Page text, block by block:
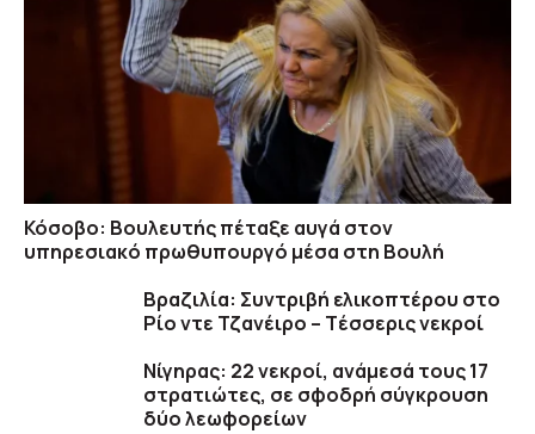
Κόσοβο: Βουλευτής πέταξε αυγά στον
υπηρεσιακό πρωθυπουργό μέσα στη Βουλή
Βραζιλία: Συντριβή ελικοπτέρου στο
Ρίο ντε Τζανέιρο – Tέσσερις νεκροί
Νίγηρας: 22 νεκροί, ανάμεσά τους 17
στρατιώτες, σε σφοδρή σύγκρουση
δύο λεωφορείων